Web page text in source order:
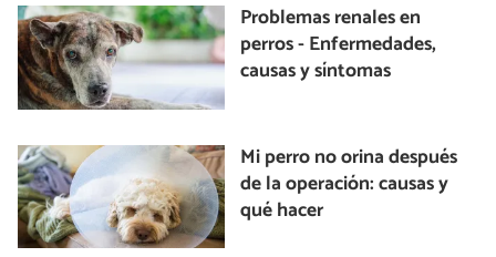
Problemas renales en
perros - Enfermedades,
causas y síntomas
Mi perro no orina después
de la operación: causas y
qué hacer